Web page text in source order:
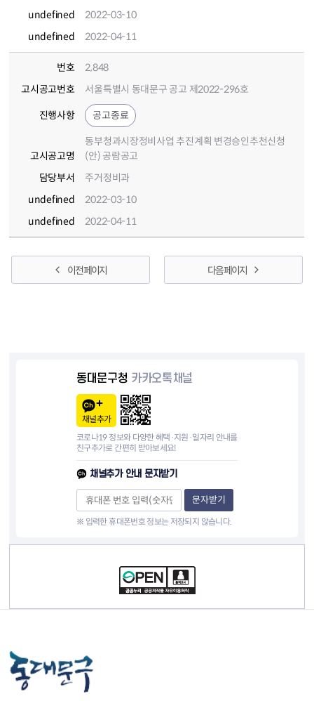
undefined
2022-03-10
undefined
2022-04-11
번호
2,848
고시공고번호
서울특별시 동대문구 공고 제2022-296호
진행사항 공고종료
고시공고명
동부청과시장정비사업 추진계획 변경승인추천신청
(안) 공람공고
담당부서
주거정비과
undefined
2022-03-10
undefined
2022-04-11
이전 페이지 다음 페이지
동대문구청 카카오톡채널
채널추가
코로나19 정보와 다양한 혜택·지원·일자리 안내를
친구추가로 간편히 받아보세요!
채널추가 안내 문자받기
문자받기
※ 입력한 휴대폰번호 정보는 저장되지 않습니다.